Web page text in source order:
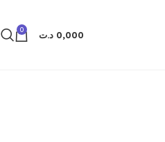
0 0,000 د.ت